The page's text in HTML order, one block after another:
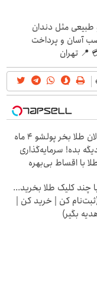
مثل دندان
آسان و پرداخت
📍 تهران
الان طلا بخر پولشو 4 ماه
بده! سرمایه‌گذاری
با اقساط بی‌بهره
چند کلیک طلا بخرید...
کن | خرید کن |
بگیر)